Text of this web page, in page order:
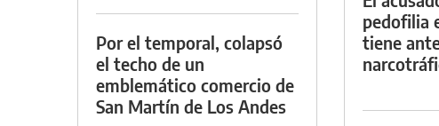
Por el temporal, colapsó
el techo de un
emblemático comercio de
San Martín de Los Andes
pedofilia
tiene